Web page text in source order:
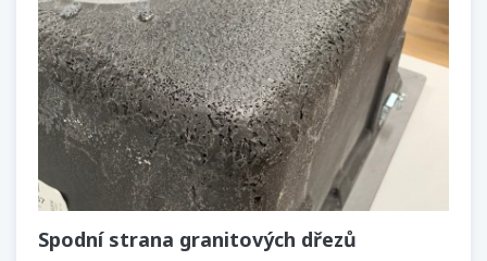
Spodní strana granitových dřezů